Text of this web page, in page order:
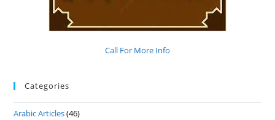
Call For More Info
Categories
Arabic Articles(46)